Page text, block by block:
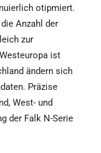
otipmiert.
Anzahl der
zur
ist
ändern sich
Präzise
West- und
der Falk N-Serie